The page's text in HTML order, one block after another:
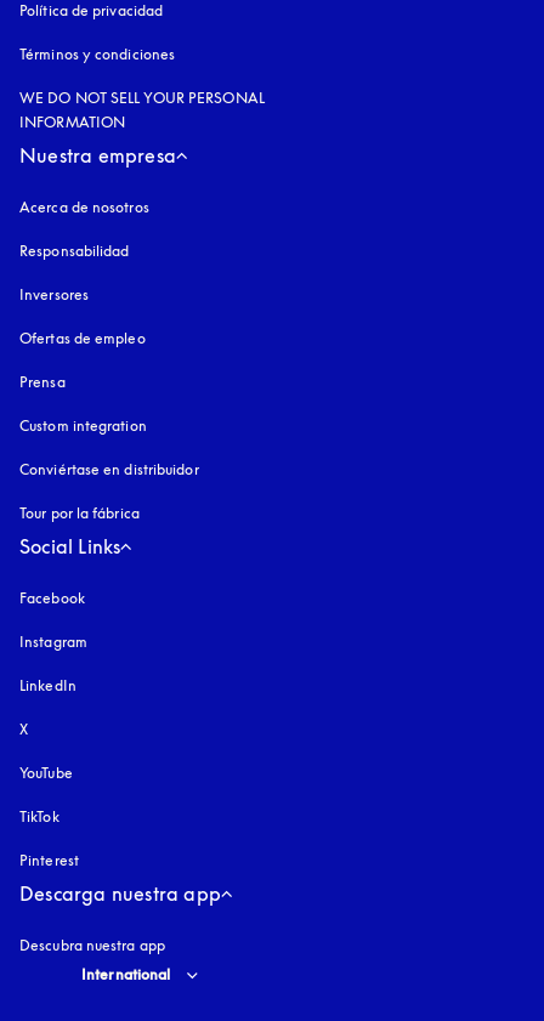
Política de privacidad
Términos y condiciones
WE DO NOT SELL YOUR PERSONAL
INFORMATION
Nuestra empresa
Acerca de nosotros
Responsabilidad
Inversores
Ofertas de empleo
Prensa
Custom integration
Conviértase en distribuidor
Tour por la fábrica
Social Links
Facebook
Instagram
LinkedIn
X
YouTube
TikTok
Pinterest
Descarga nuestra app
Descubra nuestra app
Select country and language
International